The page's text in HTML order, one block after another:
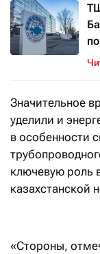
Значительное
уделили и
в особенности
ключевую роль
казахстанской
«Стороны,